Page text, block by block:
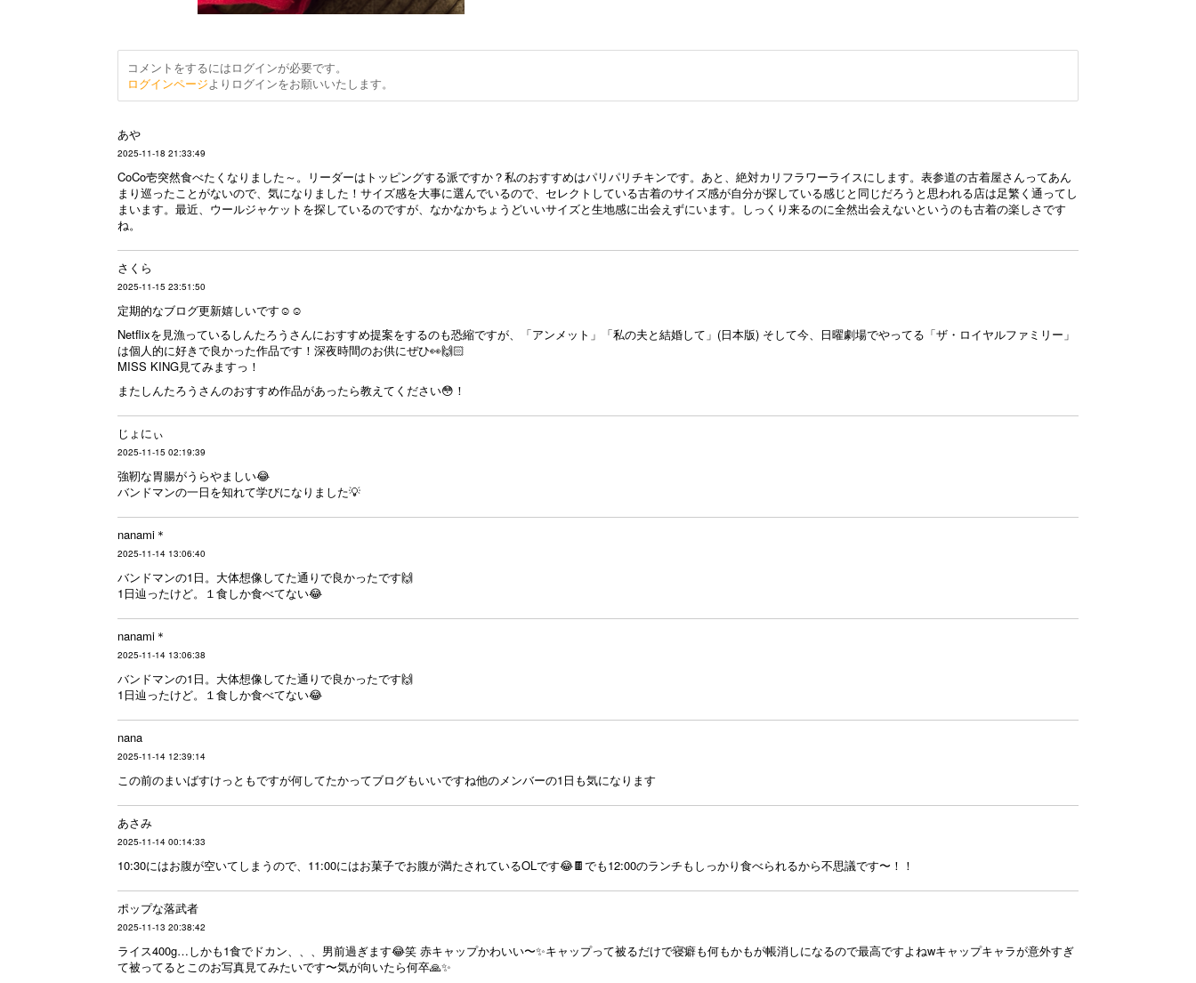
コメントをするにはログインが必要です。
ログインページよりログインをお願いいたします。
あや
2025-11-18 21:33:49
CoCo壱突然食べたくなりました～。リーダーはトッピングする派ですか？私のおすすめはパリパリチキンです。あと、絶対カリフラワーライスにします。表参道の古着屋さんってあん
まり巡ったことがないので、気になりました！サイズ感を大事に選んでいるので、セレクトしている古着のサイズ感が自分が探している感じと同じだろうと思われる店は足繁く通ってし
まいます。最近、ウールジャケットを探しているのですが、なかなかちょうどいいサイズと生地感に出会えずにいます。しっくり来るのに全然出会えないというのも古着の楽しさです
ね。
さくら
2025-11-15 23:51:50
定期的なブログ更新嬉しいです☺️☺️
Netflixを見漁っているしんたろうさんにおすすめ提案をするのも恐縮ですが、「アンメット」「私の夫と結婚して」(日本版) そして今、日曜劇場でやってる「ザ・ロイヤルファミリー」
は個人的に好きで良かった作品です！深夜時間のお供にぜひ👀🙌🏻
MISS KING見てみますっ！
またしんたろうさんのおすすめ作品があったら教えてください😳！
じょにぃ
2025-11-15 02:19:39
強靭な胃腸がうらやましい😂
バンドマンの一日を知れて学びになりました💡
nanami＊
2025-11-14 13:06:40
バンドマンの1日。大体想像してた通りで良かったです🙌
1日辿ったけど。１食しか食べてない😂
nanami＊
2025-11-14 13:06:38
バンドマンの1日。大体想像してた通りで良かったです🙌
1日辿ったけど。１食しか食べてない😂
nana
2025-11-14 12:39:14
この前のまいばすけっともですが何してたかってブログもいいですね他のメンバーの1日も気になります
あさみ
2025-11-14 00:14:33
10:30にはお腹が空いてしまうので、11:00にはお菓子でお腹が満たされているOLです😂🍫でも12:00のランチもしっかり食べられるから不思議です〜！！
ポップな落武者
2025-11-13 20:38:42
ライス400g…しかも1食でドカン、、、男前過ぎます😂笑 赤キャップかわいい〜✨️キャップって被るだけで寝癖も何もかもが帳消しになるので最高ですよねwキャップキャラが意外すぎ
て被ってるとこのお写真見てみたいです〜気が向いたら何卒🙏✨️